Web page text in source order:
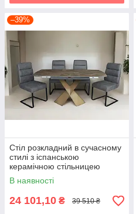
–39%
Стіл розкладний в сучасному
стилі з іспанською
керамічною стільницею
Cancun Т7703 Evrodim
В наявності
24 101,10 ₴ 39 510 ₴